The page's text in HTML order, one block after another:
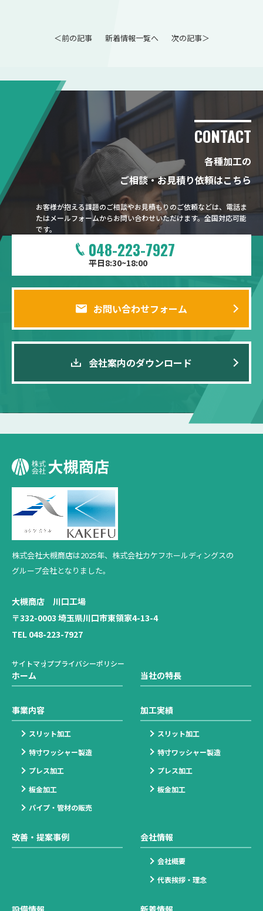
＜前の記事 新着情報一覧へ 次の記事＞
CONTACT
各種加工の
ご相談・お見積り依頼はこちら
お客様が抱える課題のご相談やお見積もりのご依頼などは、電話ま
たはメールフォームからお問い合わせいただけます。全国対応可能
です。
048-223-7927
平日8:30~18:00
お問い合わせフォーム
会社案内のダウンロード
株式会社大槻商店は2025年、 株式会社カケフホールディングスの
グループ会社となりました。
大槻商店 川口工場
〒332-0003 埼玉県川口市東領家4-13-4
TEL 048-223-7927
サイトマッププライバシーポリシー
ホーム 当社の特長
事業内容
スリット加工
特寸ワッシャー製造
プレス加工
板金加工
パイプ・管材の販売
加工実績
スリット加工
特寸ワッシャー製造
プレス加工
板金加工
改善・提案事例 会社情報
会社概要
代表挨拶・理念